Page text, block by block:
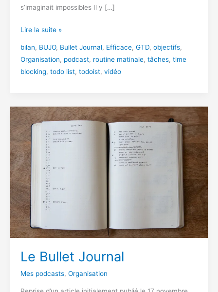
s’imaginait impossibles Il y […]
Comment
m’organise
Lire la suite »
bilan, BUJO, Bullet Journal, Efficace, GTD, objectifs,
Organisation, podcast, routine matinale, tâches, time
blocking, todo list, todoist, vidéo
Le Bullet Journal
Mes podcasts, Organisation